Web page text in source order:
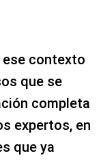
ese contexto
que se
completa
expertos, en
que ya